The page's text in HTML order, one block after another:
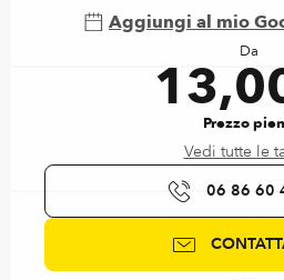
Aggiungi al mio
Da
Prezzo
Vedi tutte le
06 86 60